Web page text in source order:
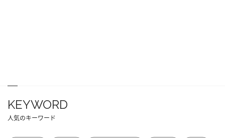
KEYWORD
人気のキーワード